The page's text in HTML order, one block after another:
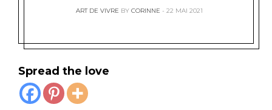
ART DE VIVRE BY CORINNE 22 MAI 2021
Spread the love